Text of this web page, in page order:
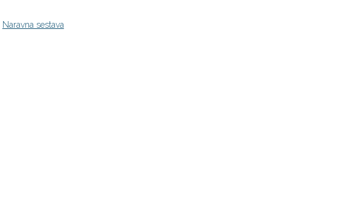
Naravna sestava